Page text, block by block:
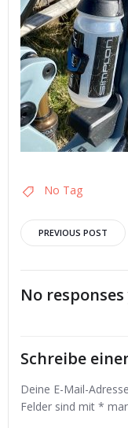
No Tag
Post
PREVIOUS POST
No
Schreibe
Deine E-Mail-
Felder sind mit *